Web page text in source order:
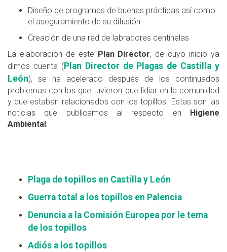
Diseño de programas de buenas prácticas así como
el aseguramiento de su difusión
Creación de una red de labradores centinelas
La elaboración de este Plan Director, de cuyo inicio ya
dimos cuenta (Plan Director de Plagas de Castilla y
León), se ha acelerado después de los continuados
problemas con los que tuvieron que lidiar en la comunidad
y que estaban relacionados con los topillos. Estas son las
noticias que publicamos al respecto en
Higiene
Ambiental :
Plaga de topillos en Castilla y León
Guerra total a los topillos en Palencia
Denuncia a la Comisión Europea por le tema
de los topillos
Adiós a los topillos